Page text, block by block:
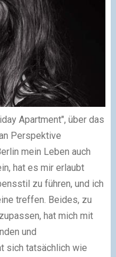
Apartment", über das
Perspektive
mein Leben auch
hat es mir erlaubt
zu führen, und ich
treffen. Beides, zu
hat mich mit
und
sich tatsächlich wie